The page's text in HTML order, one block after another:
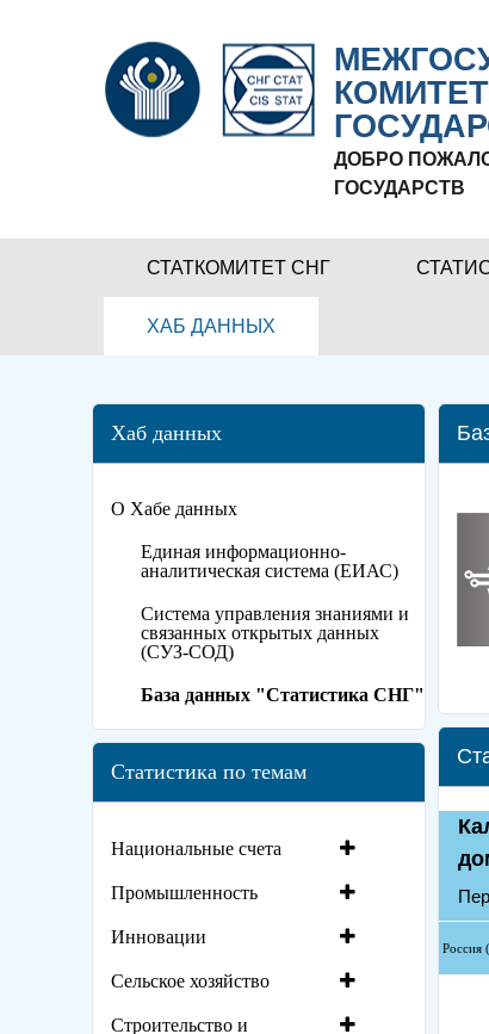
ДОБРО
ГОСУДАРСТВ
СТАТКОМИТЕТ СНГ
ХАБ ДАННЫХ
Хаб данных
О Хабе данных
Единая информационно-
аналитическая система (ЕИАС)
Система управления знаниями и
связанных открытых данных
(СУЗ-СОД)
База данных "Статистика СНГ"
Статистика по темам
Национальные счета
Промышленность
Инновации
Сельское хозяйство
Строительство и